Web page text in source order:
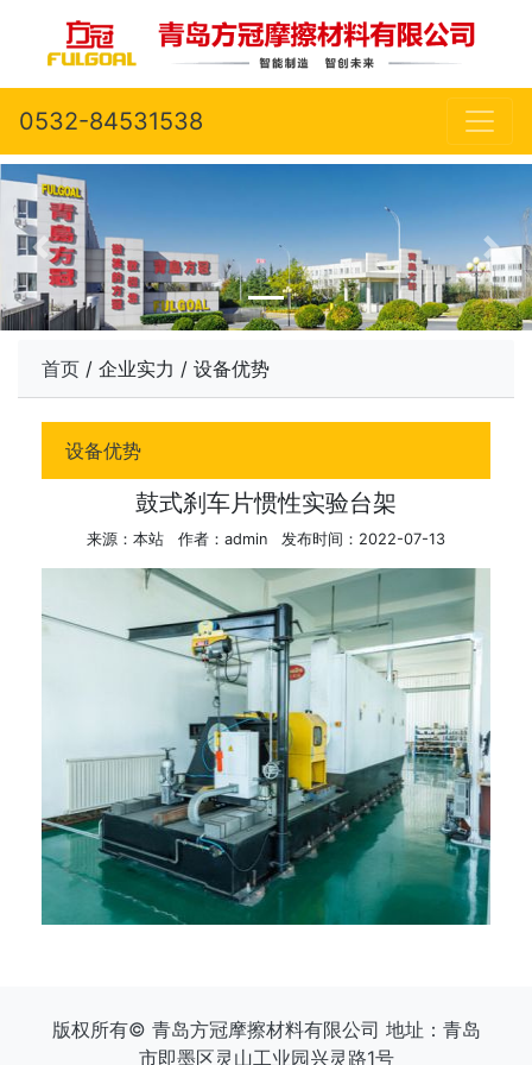
0532-84531538
首页 / 企业实力 / 设备优势
设备优势
鼓式刹车片惯性实验台架
来源：本站 作者：admin 发布时间：2022-07-13
版权所有© 青岛方冠摩擦材料有限公司 地址：青岛
市即墨区灵山工业园兴灵路1号